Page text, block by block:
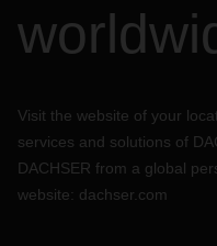
Visit the website of your
services and solutions of
DACHSER from a global
website: dachser.com